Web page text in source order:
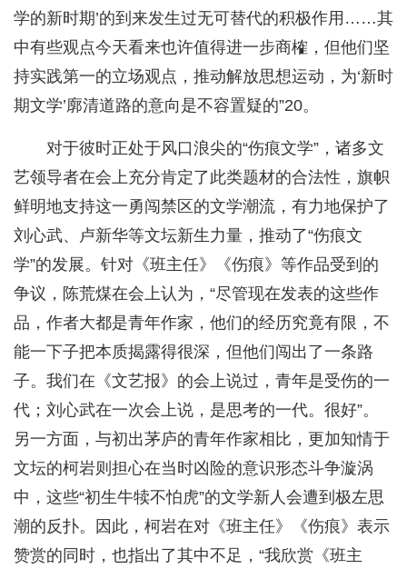
学的新时期’的到来发生过无可替代的积极作用……其
中有些观点今天看来也许值得进一步商榷，但他们坚
持实践第一的立场观点，推动解放思想运动，为‘新时
期文学’廓清道路的意向是不容置疑的”20。
对于彼时正处于风口浪尖的“伤痕文学”，诸多文
艺领导者在会上充分肯定了此类题材的合法性，旗帜
鲜明地支持这一勇闯禁区的文学潮流，有力地保护了
刘心武、卢新华等文坛新生力量，推动了“伤痕文
学”的发展。针对《班主任》《伤痕》等作品受到的
争议，陈荒煤在会上认为，“尽管现在发表的这些作
品，作者大都是青年作家，他们的经历究竟有限，不
能一下子把本质揭露得很深，但他们闯出了一条路
子。我们在《文艺报》的会上说过，青年是受伤的一
代；刘心武在一次会上说，是思考的一代。很好”。
另一方面，与初出茅庐的青年作家相比，更加知情于
文坛的柯岩则担心在当时凶险的意识形态斗争漩涡
中，这些“初生牛犊不怕虎”的文学新人会遭到极左思
潮的反扑。因此，柯岩在对《班主任》《伤痕》表示
赞赏的同时，也指出了其中不足，“我欣赏《班主